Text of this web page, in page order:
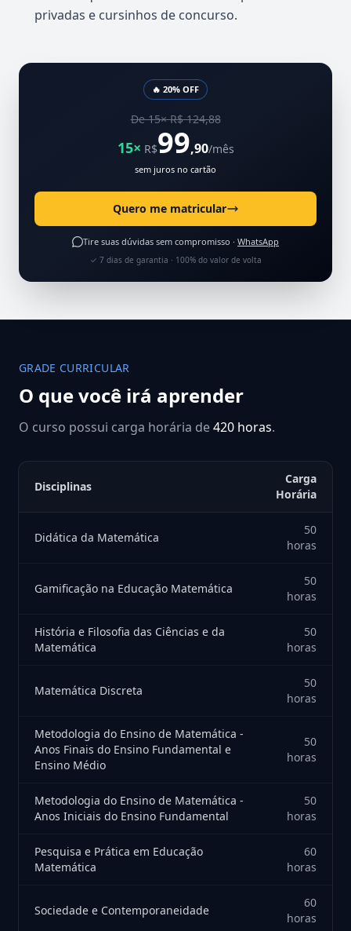
privadas e cursinhos de concurso.
🔥 20% OFF
De 15× R$ 124,88
15× R$99,90/mês
sem juros no cartão
Quero me matricular
Tire suas dúvidas sem compromisso · WhatsApp
✓ 7 dias de garantia · 100% do valor de volta
GRADE CURRICULAR
O que você irá aprender
O curso possui carga horária de420 horas.
Disciplinas
Carga
Horária
Didática da Matemática
50
horas
Gamificação na Educação Matemática
50
horas
História e Filosofia das Ciências e da
Matemática
50
horas
Matemática Discreta
50
horas
Metodologia do Ensino de Matemática -
Anos Finais do Ensino Fundamental e
Ensino Médio
50
horas
Metodologia do Ensino de Matemática -
Anos Iniciais do Ensino Fundamental
50
horas
Pesquisa e Prática em Educação
Matemática
60
horas
Sociedade e Contemporaneidade
60
horas